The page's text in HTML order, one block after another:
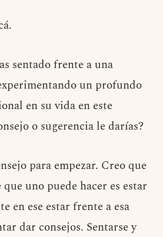
sentado frente a una
un profundo
en su vida en este
o sugerencia le darías?
para empezar. Creo que
uno puede hacer es estar
en ese estar frente a esa
dar consejos. Sentarse y